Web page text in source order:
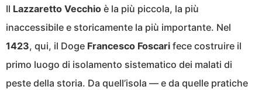
Il Lazzaretto Vecchio è la più piccola, la più
inaccessibile e storicamente la più importante. Nel
1423, qui, il Doge Francesco Foscari fece costruire il
primo luogo di isolamento sistematico dei malati di
peste della storia. Da quell’isola — e da quelle pratiche